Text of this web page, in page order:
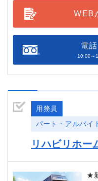
WEB
電
10:00～
用務員
パート・アルバイ
リハビリホー
★